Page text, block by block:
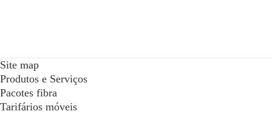
Site map
Produtos e Serviços
Pacotes fibra
Tarifários móveis